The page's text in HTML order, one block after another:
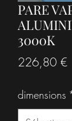
PARE
3000K
226,80 €
dimensions